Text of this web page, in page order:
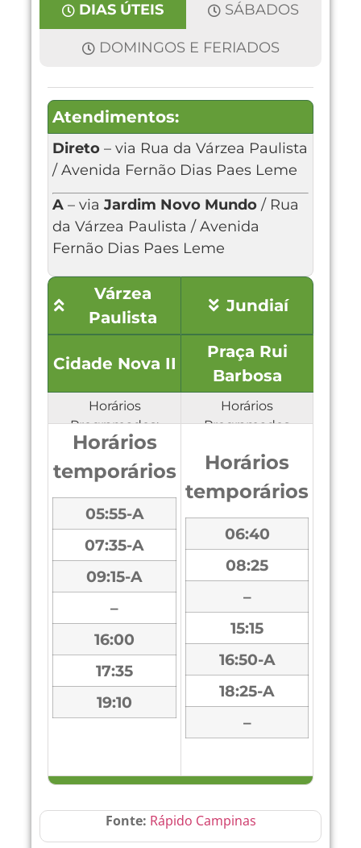
DIAS ÚTEIS SÁBADOS
DOMINGOS E FERIADOS
Atendimentos:
Direto – via Rua da Várzea Paulista
/ Avenida Fernão Dias Paes Leme
A – via Jardim Novo Mundo / Rua
da Várzea Paulista / Avenida
Fernão Dias Paes Leme
Várzea
Paulista
Jundiaí
Cidade Nova II
Praça Rui
Barbosa
Horários
Programados:
Horários
Programados
Horários
temporários
05:55-A
07:35-A
09:15-A
–
16:00
17:35
19:10
Horários
temporários
06:40
08:25
–
15:15
16:50-A
18:25-A
–
Fonte: Rápido Campinas